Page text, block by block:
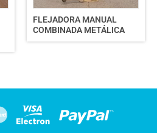
FLEJADORA MANUAL
COMBINADA METÁLICA